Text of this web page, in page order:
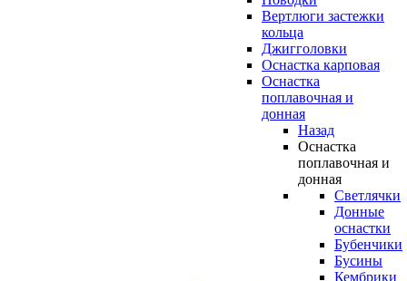
Вертлюги застежки
кольца
Джигголовки
Оснастка карповая
Оснастка
поплавочная и
донная
Назад
Оснастка
поплавочная и
донная
Светлячки
Донные
оснастки
Бубенчики
Бусины
Кембрики